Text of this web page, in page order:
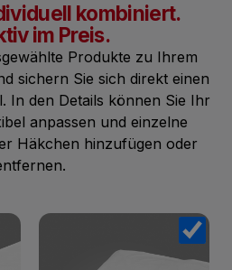
kombiniert.
im Preis.
Produkte zu Ihrem
sichern Sie sich direkt einen
In den Details können Sie Ihr
anpassen und einzelne
Häkchen hinzufügen oder